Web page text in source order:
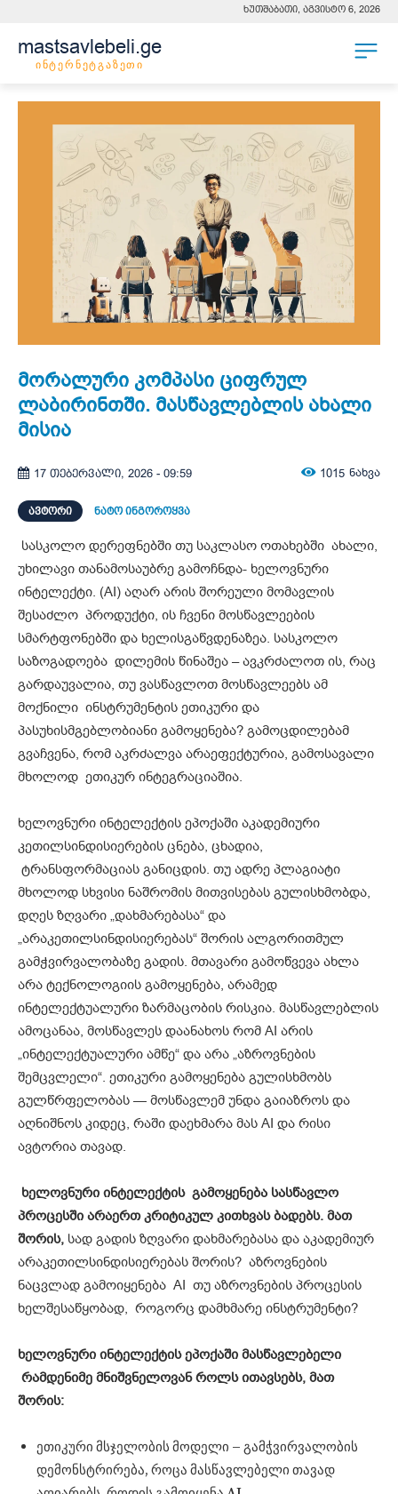
ხუთშაბათი, აგვისტო 6, 2026
mastsavlebeli.ge
ინტერნეტგაზეთი
მორალური კომპასი ციფრულ
ლაბირინთში. მასწავლებლის ახალი
მისია
17 თებერვალი, 2026 - 09:59 1015 ნახვა
ᲐᲕᲢᲝᲠᲘ ნატო ინგოროყვა
სასკოლო დერეფნებში თუ საკლასო ოთახებში ახალი,
უხილავი თანამოსაუბრე გამოჩნდა- ხელოვნური
ინტელექტი. (AI) აღარ არის შორეული მომავლის
შესაძლო პროდუქტი, ის ჩვენი მოსწავლეების
სმარტფონებში და ხელისგაწვდენაზეა. სასკოლო
საზოგადოება დილემის წინაშეა – ავკრძალოთ ის, რაც
გარდაუვალია, თუ ვასწავლოთ მოსწავლეებს ამ
მოქნილი ინსტრუმენტის ეთიკური და
პასუხისმგებლობიანი გამოყენება? გამოცდილებამ
გვაჩვენა, რომ აკრძალვა არაეფექტურია, გამოსავალი
მხოლოდ ეთიკურ ინტეგრაციაშია.
ხელოვნური ინტელექტის ეპოქაში აკადემიური
კეთილსინდისიერების ცნება, ცხადია,
ტრანსფორმაციას განიცდის. თუ ადრე პლაგიატი
მხოლოდ სხვისი ნაშრომის მითვისებას გულისხმობდა,
დღეს ზღვარი „დახმარებასა“ და
„არაკეთილსინდისიერებას“ შორის ალგორითმულ
გამჭვირვალობაზე გადის. მთავარი გამოწვევა ახლა
არა ტექნოლოგიის გამოყენება, არამედ
ინტელექტუალური ზარმაცობის რისკია. მასწავლებლის
ამოცანაა, მოსწავლეს დაანახოს რომ AI არის
„ინტელექტუალური ამწე“ და არა „აზროვნების
შემცვლელი“. ეთიკური გამოყენება გულისხმობს
გულწრფელობას — მოსწავლემ უნდა გაიაზროს და
აღნიშნოს კიდეც, რაში დაეხმარა მას AI და რისი
ავტორია თავად.
ხელოვნური ინტელექტის გამოყენება სასწავლო
პროცესში არაერთ კრიტიკულ კითხვას ბადებს. მათ
შორის, სად გადის ზღვარი დახმარებასა და აკადემიურ
არაკეთილსინდისიერებას შორის? აზროვნების
ნაცვლად გამოიყენება AI თუ აზროვნების პროცესის
ხელშესაწყობად, როგორც დამხმარე ინსტრუმენტი?
ხელოვნური ინტელექტის ეპოქაში მასწავლებელი
რამდენიმე მნიშვნელოვან როლს ითავსებს, მათ
შორის:
ეთიკური მსჯელობის მოდელი – გამჭვირვალობის
დემონსტრირება, როცა მასწავლებელი თავად